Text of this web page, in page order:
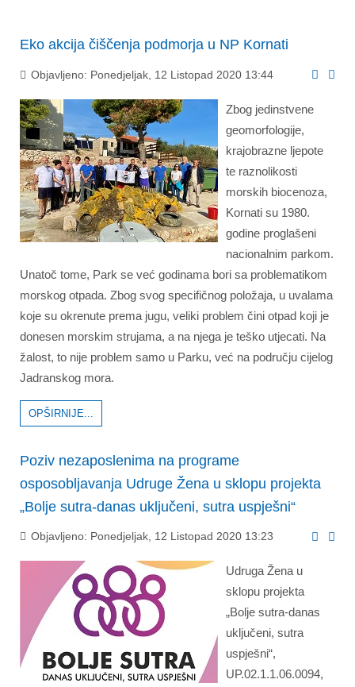
Eko akcija čiščenja podmorja u NP Kornati
Objavljeno: Ponedjeljak, 12 Listopad 2020 13:44
Zbog jedinstvene
geomorfologije,
krajobrazne ljepote
te raznolikosti
morskih biocenoza,
Kornati su 1980.
godine proglašeni
nacionalnim parkom.
Unatoč tome, Park se već godinama bori sa problematikom
morskog otpada. Zbog svog specifičnog položaja, u uvalama
koje su okrenute prema jugu, veliki problem čini otpad koji je
donesen morskim strujama, a na njega je teško utjecati. Na
žalost, to nije problem samo u Parku, već na području cijelog
Jadranskog mora.
OPŠIRNIJE...
Poziv nezaposlenima na programe
osposobljavanja Udruge Žena u sklopu projekta
„Bolje sutra-danas uključeni, sutra uspješni“
Objavljeno: Ponedjeljak, 12 Listopad 2020 13:23
Udruga Žena u
sklopu projekta
„Bolje sutra-danas
uključeni, sutra
uspješni“,
UP.02.1.1.06.0094,